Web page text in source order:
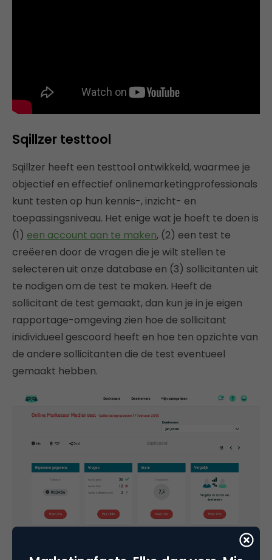
Sqillzer testtool
Sqillzer heeft een testtool ontwikkeld, waarmee je
objectief en effectief onlinemarketingprofessionals
kunt testen op hun kennis-, inzicht- en
toepassingsniveau. Het enige wat je hoeft te doen is
(1) een account aan te maken, (2) een test te
creëeren door de vragen die je wilt stellen te
selecteren uit onze database en (3) sollicitanten uit
te nodigen om de test te maken. Heeft de
sollicitant de test gemaakt, dan kun je in je eigen
rapportage-omgeving zien hoe de sollicitant
inidividueel gescoord heeft en hoe ten opzichte van
de andere sollicitanten die de test eventueel
gemaakt hebben.